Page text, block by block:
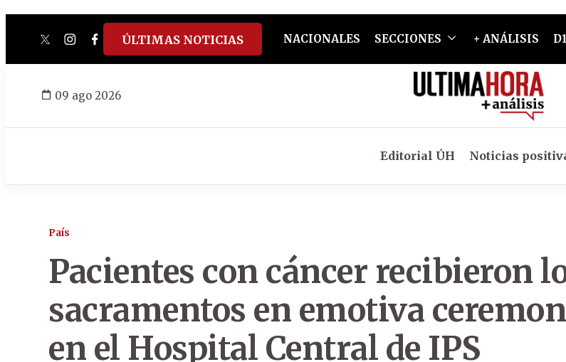
twitterinstagram
facebook
tiktokyoutube
spotify
ÚLTIMAS NOTICIAS NACIONALES SECCIONES + ANÁLISIS
09 ago 2026
Editorial ÚH Noticias
País
Pacientes con cáncer recibieron
sacramentos en emotiva
en el Hospital Central de IPS